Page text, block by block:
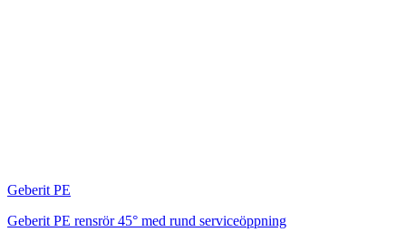
Geberit PE
Geberit PE rensrör 45° med rund serviceöppning